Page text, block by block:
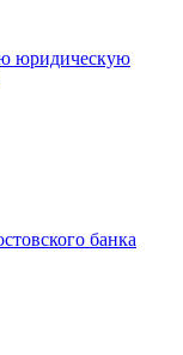
юридическую
банка